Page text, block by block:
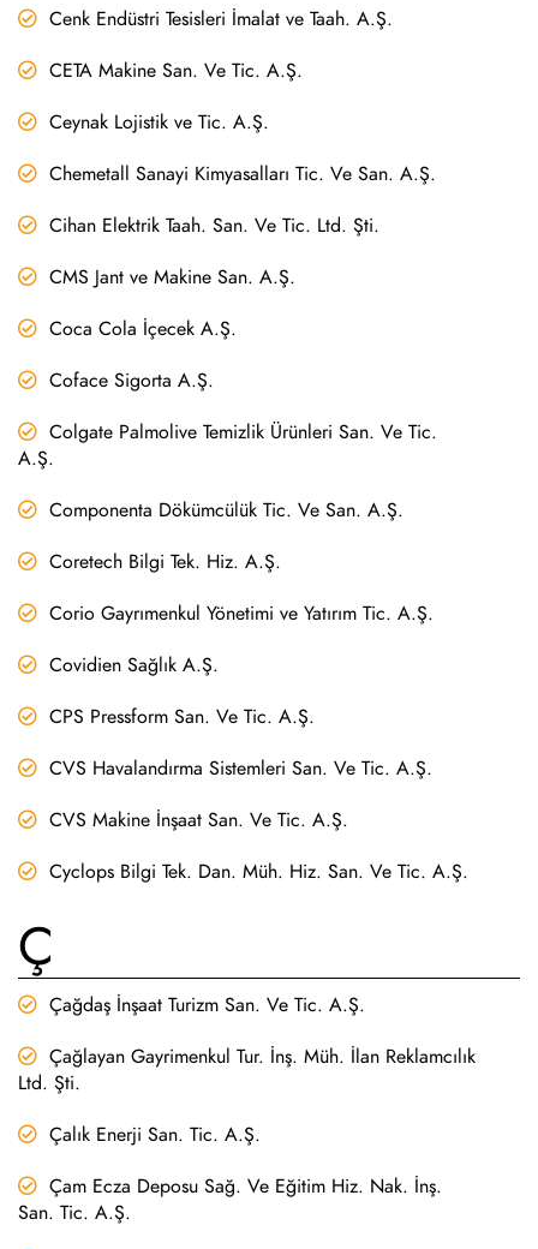
Cenk Endüstri Tesisleri İmalat ve Taah. A.Ş.
CETA Makine San. Ve Tic. A.Ş.
Ceynak Lojistik ve Tic. A.Ş.
Chemetall Sanayi Kimyasalları Tic. Ve San. A.Ş.
Cihan Elektrik Taah. San. Ve Tic. Ltd. Şti.
CMS Jant ve Makine San. A.Ş.
Coca Cola İçecek A.Ş.
Coface Sigorta A.Ş.
Colgate Palmolive Temizlik Ürünleri San. Ve Tic.
A.Ş.
Componenta Dökümcülük Tic. Ve San. A.Ş.
Coretech Bilgi Tek. Hiz. A.Ş.
Corio Gayrımenkul Yönetimi ve Yatırım Tic. A.Ş.
Covidien Sağlık A.Ş.
CPS Pressform San. Ve Tic. A.Ş.
CVS Havalandırma Sistemleri San. Ve Tic. A.Ş.
CVS Makine İnşaat San. Ve Tic. A.Ş.
Cyclops Bilgi Tek. Dan. Müh. Hiz. San. Ve Tic. A.Ş.
Ç
Çağdaş İnşaat Turizm San. Ve Tic. A.Ş.
Çağlayan Gayrimenkul Tur. İnş. Müh. İlan Reklamcılık
Ltd. Şti.
Çalık Enerji San. Tic. A.Ş.
Çam Ecza Deposu Sağ. Ve Eğitim Hiz. Nak. İnş.
San. Tic. A.Ş.